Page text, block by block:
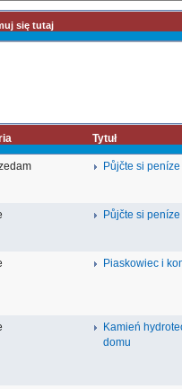
się tutaj
Tytuł
Půjčte si
Půjčte si
Piaskowiec i
Kamień
domu